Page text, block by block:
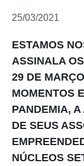
25/03/2021
ESTAMOS
ASSINALA
29 DE
MOMENTOS
PANDEMIA,
DE SEUS
NÚCLEOS